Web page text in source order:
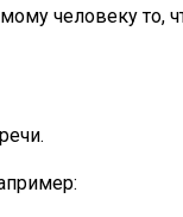
человеку то,